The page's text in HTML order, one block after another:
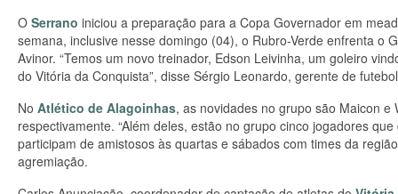
O Serrano iniciou a preparação para a Copa Governador em
semana, inclusive nesse domingo (04), o Rubro-Verde enfrenta o
Avinor. “Temos um novo treinador, Edson Leivinha, um goleiro
do Vitória da Conquista”, disse Sérgio Leonardo, gerente de
No Atlético de Alagoinhas, as novidades no grupo são Maicon
respectivamente. “Além deles, estão no grupo cinco jogadores
participam de amistosos às quartas e sábados com times da
agremiação.